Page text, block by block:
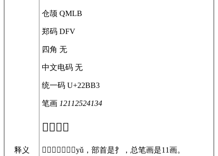
释义
仓颉 QMLB
郑码 DFV
四角 无
中文电码 无
统一码 U+22BB3
笔画 12112524134
𢮳字概述
〔 𢮳 〕字拼音是yǔ，部首是扌，总笔画是11画。